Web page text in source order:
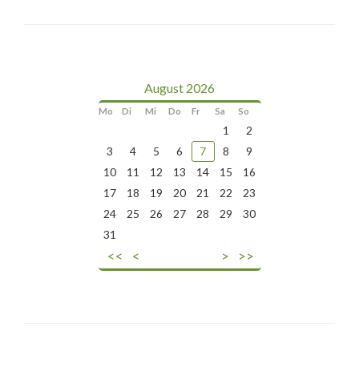
August 2026
Mo Di Mi Do Fr Sa So
<< < > >>
1
2
3
4 5 6 7 8
9
10
11 12 13 14 15
16
17
18 19 20 21 22
23
24
25 26 27 28 29
30
31